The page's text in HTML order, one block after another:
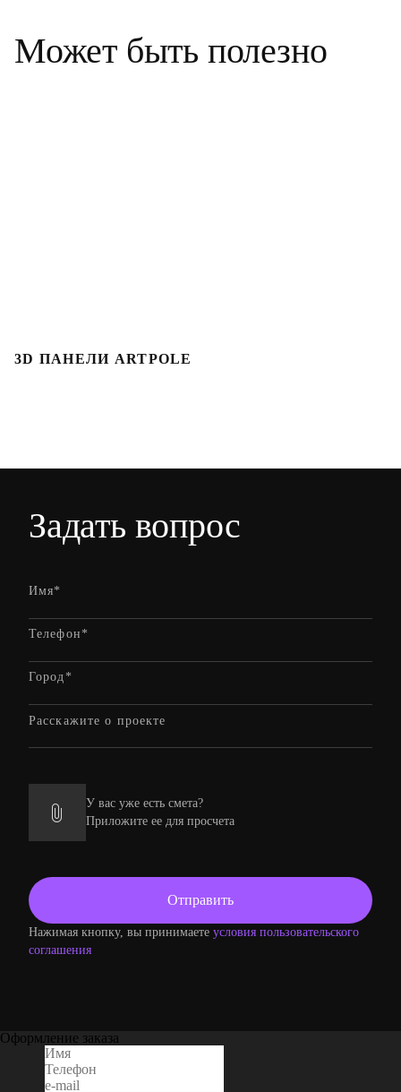
Может быть полезно
3D ПАНЕЛИ ARTPOLE
Задать вопрос
У вас уже есть смета?
Приложите ее для просчета
Нажимая кнопку, вы принимаете условия пользовательского
соглашения
Оформление заказа